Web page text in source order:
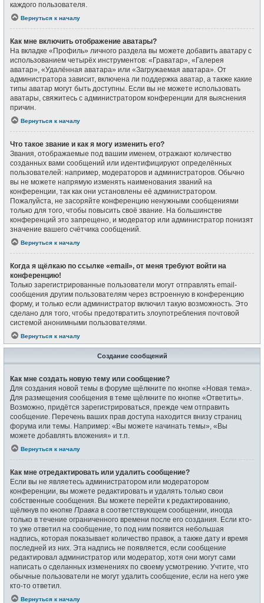
каждого пользователя.
Вернуться к началу
Как мне включить отображение аватары?
На вкладке «Профиль» личного раздела вы можете добавить аватару с
использованием четырёх инструментов: «Граватар», «Галерея
аватар», «Удалённая аватара» или «Загружаемая аватара». От
администратора зависит, включена ли поддержка аватар, а также какие
типы аватар могут быть доступны. Если вы не можете использовать
аватары, свяжитесь с администратором конференции для выяснения
причин.
Вернуться к началу
Что такое звание и как я могу изменить его?
Звания, отображаемые под вашим именем, отражают количество
созданных вами сообщений или идентифицируют определённых
пользователей: например, модераторов и администраторов. Обычно
вы не можете напрямую изменять наименования званий на
конференции, так как они установлены её администратором.
Пожалуйста, не засоряйте конференцию ненужными сообщениями
только для того, чтобы повысить своё звание. На большинстве
конференций это запрещено, и модератор или администратор понизят
значение вашего счётчика сообщений.
Вернуться к началу
Когда я щёлкаю по ссылке «email», от меня требуют войти на
конференцию!
Только зарегистрированные пользователи могут отправлять email-
сообщения другим пользователям через встроенную в конференцию
форму, и только если администратор включил такую возможность. Это
сделано для того, чтобы предотвратить злоупотребления почтовой
системой анонимными пользователями.
Вернуться к началу
Создание сообщений
Как мне создать новую тему или сообщение?
Для создания новой темы в форуме щёлкните по кнопке «Новая тема».
Для размещения сообщения в теме щёлкните по кнопке «Ответить».
Возможно, придётся зарегистрироваться, прежде чем отправить
сообщение. Перечень ваших прав доступа находится внизу страниц
форума или темы. Например: «Вы можете начинать темы», «Вы
можете добавлять вложения» и т.п.
Вернуться к началу
Как мне отредактировать или удалить сообщение?
Если вы не являетесь администратором или модератором
конференции, вы можете редактировать и удалять только свои
собственные сообщения. Вы можете перейти к редактированию,
щёлкнув по кнопке Правка в соответствующем сообщении, иногда
только в течение ограниченного времени после его создания. Если кто-
то уже ответил на сообщение, то под ним появится небольшая
надпись, которая показывает количество правок, а также дату и время
последней из них. Эта надпись не появляется, если сообщение
редактировал администратор или модератор, хотя они могут сами
написать о сделанных изменениях по своему усмотрению. Учтите, что
обычные пользователи не могут удалить сообщение, если на него уже
кто-то ответил.
Вернуться к началу